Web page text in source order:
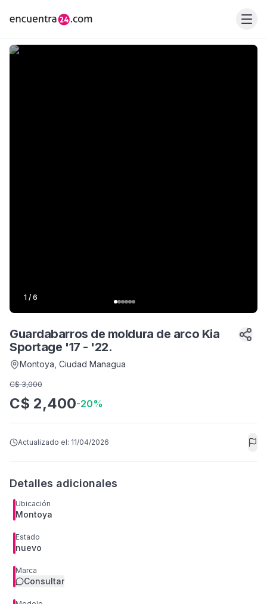
1 / 6
Guardabarros de moldura de arco Kia
Sportage '17 - '22.
Montoya , Ciudad Managua
C$ 3,000
C$ 2,400-20%
Actualizado el: 11/04/2026
Detalles adicionales
Ubicación
Montoya
Estado
nuevo
Marca
Consultar